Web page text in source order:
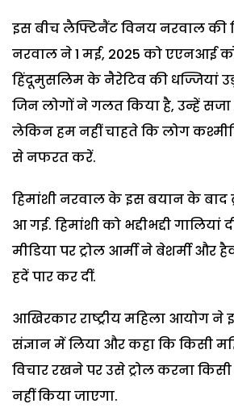
इस बीच लैफ्टिनैंट विनय नरवाल की
नरवाल ने 1 मई, 2025 को एएनआई
हिंदूमुसलिम के नैरेटिव की धज्जियां
जिन लोगों ने गलत किया है, उन्हें सजा
लेकिन हम नहीं चाहते कि लोग
से नफरत करें.
हिमांशी नरवाल के इस बयान के बाद
आ गई. हिमांशी को भद्दीभद्दी
मीडिया पर ट्रोल आर्मी ने बेशर्मी और
हदें पार कर दीं.
आखिरकार राष्ट्रीय महिला आयोग
संज्ञान में लिया और कहा कि किसी
विचार रखने पर उसे ट्रोल करना
नहीं किया जाएगा.